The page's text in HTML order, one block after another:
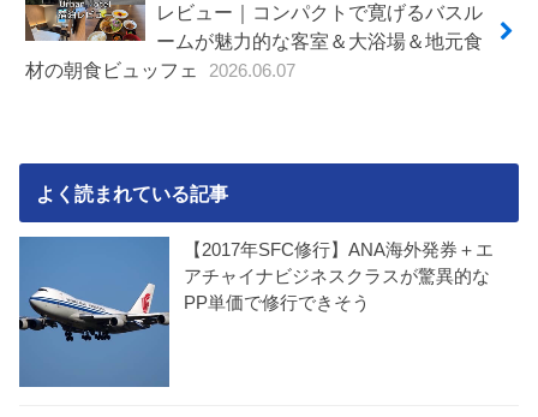
レビュー｜コンパクトで寛げるバスル
ームが魅力的な客室＆大浴場＆地元食
材の朝食ビュッフェ
2026.06.07
よく読まれている記事
【2017年SFC修行】ANA海外発券＋エ
アチャイナビジネスクラスが驚異的な
PP単価で修行できそう